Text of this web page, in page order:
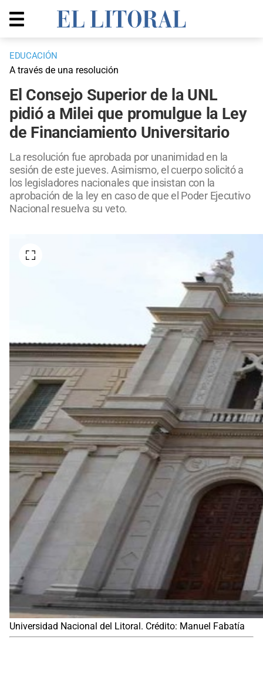
EDUCACIÓN
A través de una resolución
El Consejo Superior de la UNL
pidió a Milei que promulgue la Ley
de Financiamiento Universitario
La resolución fue aprobada por unanimidad en la
sesión de este jueves. Asimismo, el cuerpo solicitó a
los legisladores nacionales que insistan con la
aprobación de la ley en caso de que el Poder Ejecutivo
Nacional resuelva su veto.
Universidad Nacional del Litoral. Crédito: Manuel Fabatía